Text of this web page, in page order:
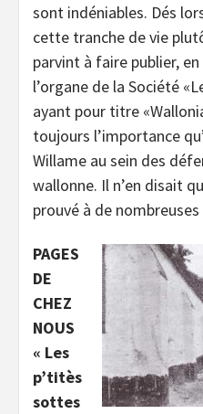
sont indéniables. Dés
cette tranche de vie
parvint à faire publier,
l’organe de la Société
ayant pour titre
toujours l’importance
Willame au sein des
wallonne. Il n’en disait
prouvé à de
PAGES
DE
CHEZ
NOUS
« Les
p’titès
sottes